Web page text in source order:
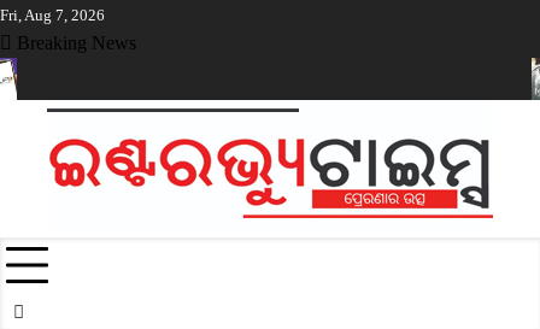
Skip
to
content
Fri, Aug 7, 2026
Breaking News